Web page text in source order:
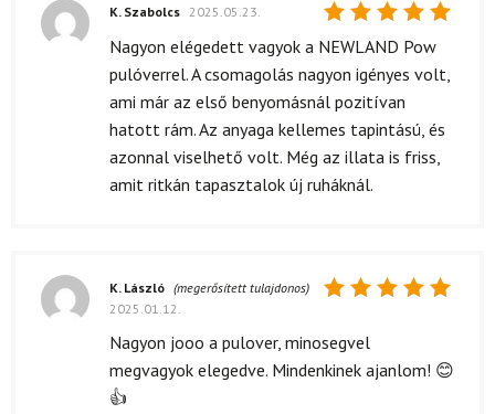
Értékelés:
K. Szabolcs 2025.05.23.
Nagyon elégedett vagyok a NEWLAND Pow
pulóverrel. A csomagolás nagyon igényes volt,
ami már az első benyomásnál pozitívan
hatott rám. Az anyaga kellemes tapintású, és
azonnal viselhető volt. Még az illata is friss,
amit ritkán tapasztalok új ruháknál.
5/ 5
K. László (megerősített tulajdonos)
2025.01.12.
Nagyon jooo a pulover, minosegvel
megvagyok elegedve. Mindenkinek ajanlom! 😊
👍